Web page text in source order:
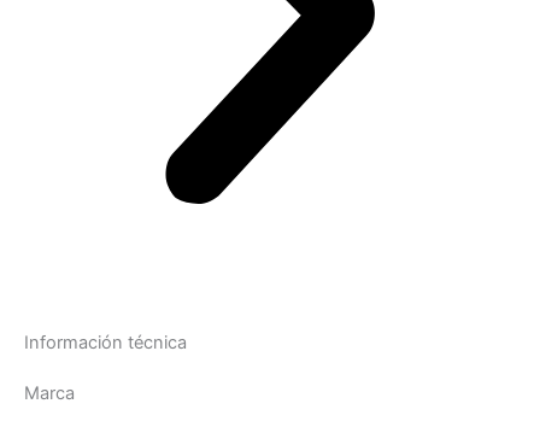
Información técnica
Marca